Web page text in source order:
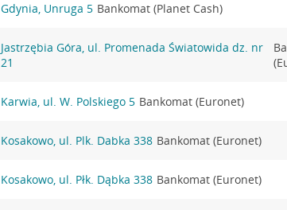
Gdynia, Unruga 5 Bankomat (Planet Cash)
Jastrzębia Góra, ul. Promenada Światowida dz. nr
21
Karwia, ul. W. Polskiego 5 Bankomat (Euronet)
Kosakowo, ul. Plk. Dabka 338 Bankomat (Euronet)
Kosakowo, ul. Płk. Dąbka 338 Bankomat (Euronet)